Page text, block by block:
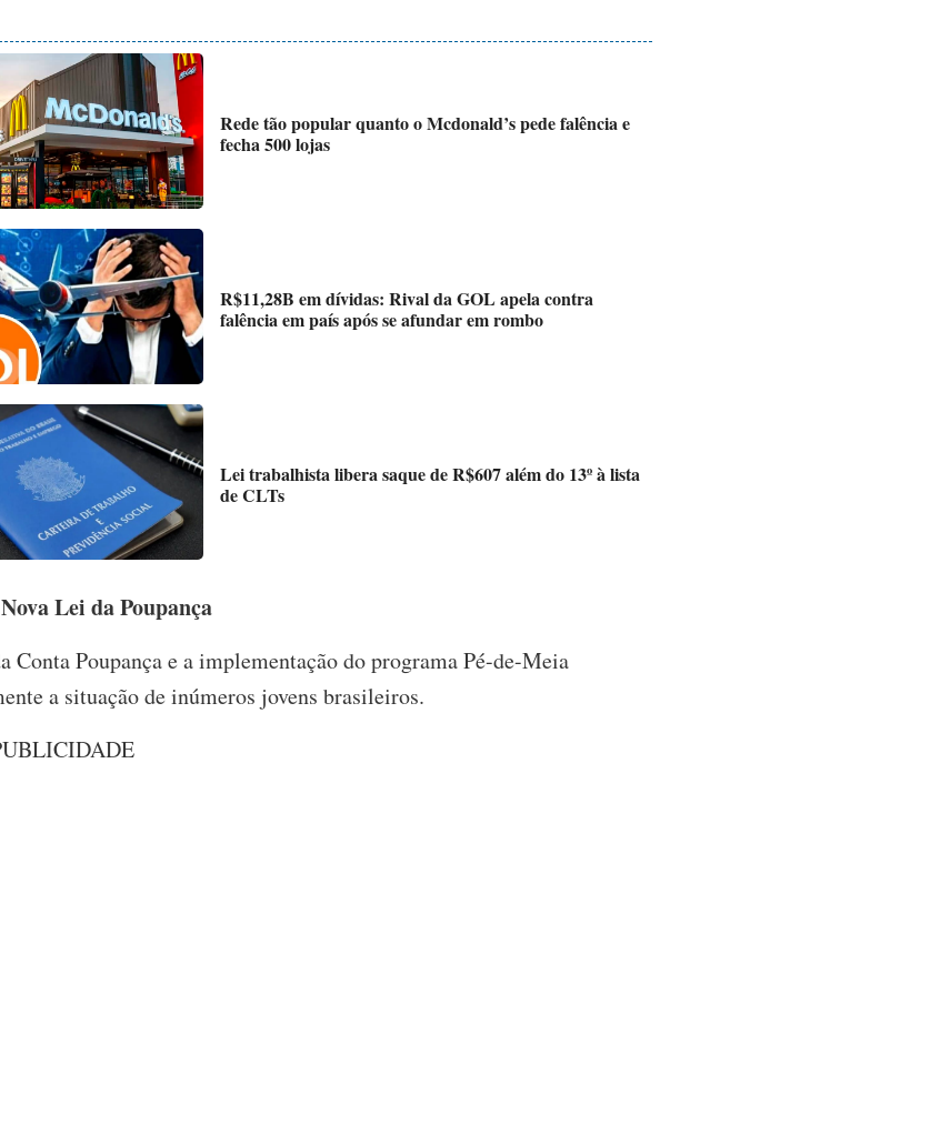
Rede tão popular quanto o Mcdonald’s pede falência e
fecha 500 lojas
R$11,28B em dívidas: Rival da GOL apela contra
falência em país após se afundar em rombo
Lei trabalhista libera saque de R$607 além do 13º à lista
de CLTs
Lei da Poupança
Conta Poupança e a implementação do programa Pé-de-Meia
a situação de inúmeros jovens brasileiros.